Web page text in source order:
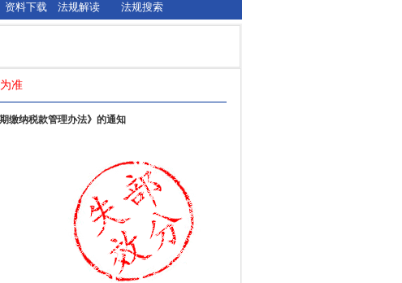
资料下载 法规解读 法规搜索
准
缴纳税款管理办法》的通知